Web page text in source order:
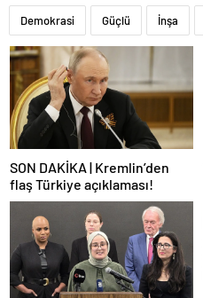
Demokrasi Güçlü İnşa
SON DAKİKA | Kremlin’den
flaş Türkiye açıklaması!